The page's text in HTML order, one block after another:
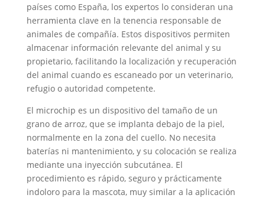
países como España, los expertos lo consideran una
herramienta clave en la tenencia responsable de
animales de compañía. Estos dispositivos permiten
almacenar información relevante del animal y su
propietario, facilitando la localización y recuperación
del animal cuando es escaneado por un veterinario,
refugio o autoridad competente.
El microchip es un dispositivo del tamaño de un
grano de arroz, que se implanta debajo de la piel,
normalmente en la zona del cuello. No necesita
baterías ni mantenimiento, y su colocación se realiza
mediante una inyección subcutánea. El
procedimiento es rápido, seguro y prácticamente
indoloro para la mascota, muy similar a la aplicación